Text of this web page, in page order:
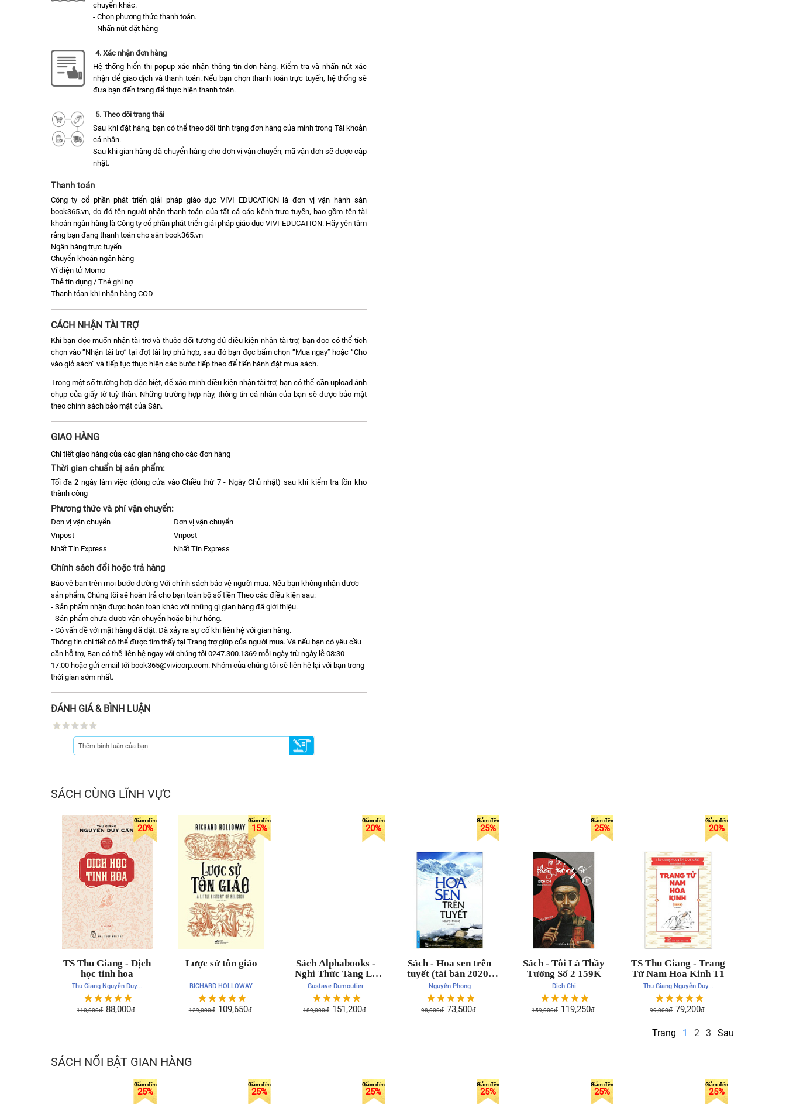
chuyển khác.
- Chọn phương thức thanh toán.
- Nhấn nút đặt hàng
4. Xác nhận đơn hàng
Hệ thống hiển thị popup xác nhận thông tin đơn hàng. Kiểm tra và nhấn nút xác
nhận để giao dịch và thanh toán. Nếu bạn chọn thanh toán trực tuyến, hệ thống sẽ
đưa bạn đến trang để thực hiện thanh toán.
5. Theo dõi trạng thái
Sau khi đặt hàng, bạn có thể theo dõi tình trạng đơn hàng của mình trong Tài khoản
cá nhân.
Sau khi gian hàng đã chuyển hàng cho đơn vị vận chuyển, mã vận đơn sẽ được cập
nhật.
Thanh toán
Công ty cổ phần phát triển giải pháp giáo dục VIVI EDUCATION là đơn vị vận hành sàn
book365.vn, do đó tên người nhận thanh toán của tất cả các kênh trực tuyến, bao gồm tên tài
khoản ngân hàng là Công ty cổ phần phát triển giải pháp giáo dục VIVI EDUCATION. Hãy yên tâm
rằng bạn đang thanh toán cho sàn book365.vn
Ngân hàng trực tuyến
Chuyển khoản ngân hàng
Ví điện tử Momo
Thẻ tín dụng / Thẻ ghi nợ
Thanh tóan khi nhận hàng COD
CÁCH NHẬN TÀI TRỢ
Khi bạn đọc muốn nhận tài trợ và thuộc đối tượng đủ điều kiện nhận tài trợ, bạn đọc có thể tích
chọn vào “Nhận tài trợ” tại đợt tài trợ phù hợp, sau đó bạn đọc bấm chọn “Mua ngay” hoặc “Cho
vào giỏ sách” và tiếp tục thực hiện các bước tiếp theo để tiến hành đặt mua sách.
Trong một số trường hợp đặc biệt, để xác minh điều kiện nhận tài trợ, bạn có thể cần upload ảnh
chụp của giấy tờ tuỳ thân. Những trường hợp này, thông tin cá nhân của bạn sẽ được bảo mật
theo chính sách bảo mật của Sàn.
GIAO HÀNG
Chi tiết giao hàng của các gian hàng cho các đơn hàng
Thời gian chuẩn bị sản phẩm:
Tối đa 2 ngày làm việc (đóng cửa vào Chiều thứ 7 - Ngày Chủ nhật) sau khi kiểm tra tồn kho
thành công
Phương thức và phí vận chuyển:
Đơn vị vận chuyển
Vnpost
Nhất Tín Express
Đơn vị vận chuyển
Vnpost
Nhất Tín Express
Chính sách đổi hoặc trả hàng
Bảo vệ bạn trên mọi bước đường Với chính sách bảo vệ người mua. Nếu bạn không nhận được
sản phẩm, Chúng tôi sẽ hoàn trả cho bạn toàn bộ số tiền Theo các điều kiện sau:
- Sản phẩm nhận được hoàn toàn khác với những gì gian hàng đã giới thiệu.
- Sản phẩm chưa được vận chuyển hoặc bị hư hỏng.
- Có vấn đề với mặt hàng đã đặt. Đã xảy ra sự cố khi liên hệ với gian hàng.
Thông tin chi tiết có thể được tìm thấy tại Trang trợ giúp của người mua. Và nếu bạn có yêu cầu
cần hỗ trợ, Bạn có thể liên hệ ngay với chúng tôi 0247.300.1369 mỗi ngày trừ ngày lễ 08:30 -
17:00 hoặc gửi email tới book365@vivicorp.com. Nhóm của chúng tôi sẽ liên hệ lại với bạn trong
thời gian sớm nhất.
ĐÁNH GIÁ & BÌNH LUẬN
SÁCH CÙNG LĨNH VỰC
20%
TS Thu Giang - Dịch
học tinh hoa
Thu Giang Nguyễn Duy...
☆☆☆☆☆
110,000đ 88,000đ
15%
Lược sử tôn giáo
RICHARD HOLLOWAY
☆ ☆ ☆ ☆ ☆
129,000đ 109,650đ
20%
Sách Alphabooks -
Nghi Thức Tang Lễ
Của Người An Nam
Gustave Dumoutier
☆☆☆☆☆
189,000đ 151,200đ
25%
Sách - Hoa sen trên
tuyết (tái bản 2020)
98K
Nguyên Phong
☆☆☆☆☆
98,000đ 73,500đ
25%
Sách - Tôi Là Thầy
Tướng Số 2 159K
Dịch Chi
☆☆☆☆☆
159,000đ 119,250đ
20%
TS Thu Giang - Trang
Tử Nam Hoa Kinh T1
Thu Giang Nguyễn Duy...
☆☆☆☆☆
99,000đ 79,200đ
Trang 1 2 3 Sau
SÁCH NỔI BẬT GIAN HÀNG
25% 25% 25% 25% 25% 25%